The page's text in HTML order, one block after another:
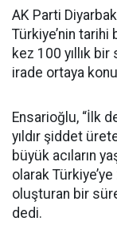
AK Parti
Türkiye’nin
kez 100 yıllık
irade ortaya
Ensarioğlu, “İlk
yıldır şiddet
büyük acıların
olarak
oluşturan bir
dedi.